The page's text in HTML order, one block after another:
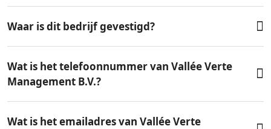
Waar is dit bedrijf gevestigd?
Wat is het telefoonnummer van Vallée Verte
Management B.V.?
Wat is het emailadres van Vallée Verte